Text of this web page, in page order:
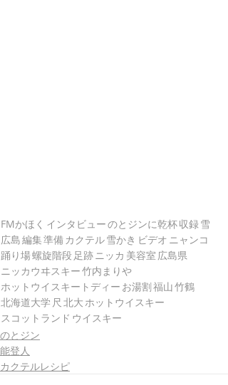
FMかほく インタビューのとジンに乾杯収録 雪
広島編集準備 カクテル雪かき ビデオ ニャンコ
踊り場螺旋階段足跡ニッカ 美容室 広島県
ニッカウヰスキー竹内まりや
ホットウイスキートディー お湯割福山竹鶴
北海道大学 尺 北大 ホットウイスキー
スコットランド ウイスキー
のとジン
能登人
カクテルレシピ